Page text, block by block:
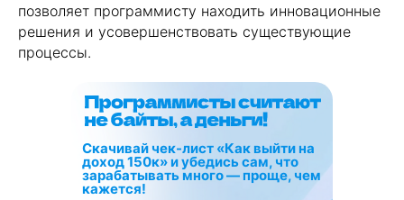
позволяет программисту находить инновационные
решения и усовершенствовать существующие
процессы.
Скачивай чек-лист «Как выйти на
доход 150к» и убедись сам, что
зарабатывать много — проще, чем
кажется!